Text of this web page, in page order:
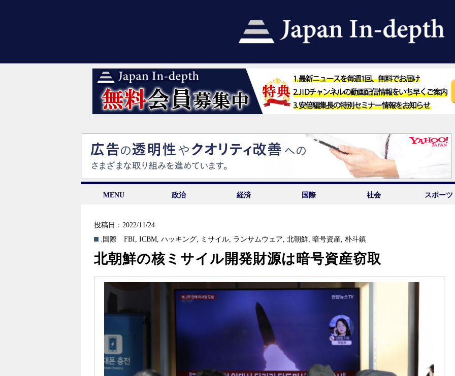
MENU 政治 経済 国際 社会 スポーツ
投稿日：2022/11/24
.国際
FBI,ICBM,ハッキング, ミサイル, ランサムウェア,北朝鮮,暗号資産,朴斗鎮
北朝鮮の核ミサイル開発財源は暗号資産窃取